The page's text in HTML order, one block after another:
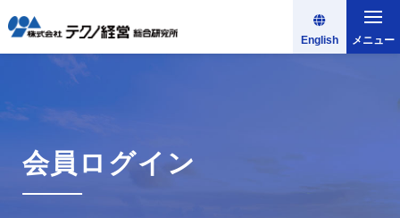
English メニュー
会員ログイン